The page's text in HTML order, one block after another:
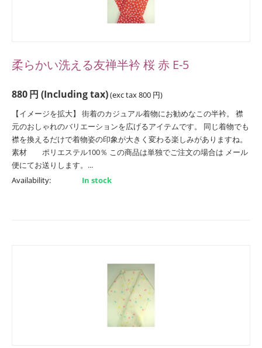
柔らかい洗える友禅半衿 桜 赤 E-5
880円 (Including tax)(exc tax800 円)
【イメージを拡大】 街着のカジュアル着物にお勧めなこの半衿。 襟
元のおしゃれのバリエーションを広げるアイテムです。 同じ着物でも
襟を換えるだけで着物姿の印象が大きく変わる楽しみがありますね。
素材 ポリエステル100％ この商品は単独でご注文の場合は メール
便にてお送りします。...
Availability:
In stock